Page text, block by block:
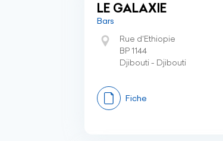
LE GALAXIE
Bars
Rue d'Ethiopie
BP 1144
Djibouti - Djibouti
Fiche